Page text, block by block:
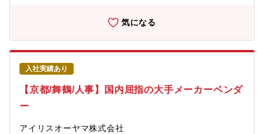
有機雇用年俸社員おおむね50歳以上の方を対象にしております。
上記②と同様に毎年年俸の見直し・提示を行います。また、退職
金は対象外となります。契約期間は1年ごとの更新です。※年棒社
員でご入社いただいた後、正社員へ待遇変更を行う場合もありま
す。※いずれの雇用パターンでも初期契約期間（3-6ヶ月）を設け
る場合があります。
し、世界初の透明の収納ケースを開発しました。日本で大ヒット
した後、海外にもニーズがあると考え、アメリカとヨーロッパで
販売。日本と同じく欧米で大ヒットし、世界中の収納ケースが透
明に変わりました。こうして「しまう収納」から「探す収納」へ
とその概念を変えたことで、世界の収納文化を変えました。世の
中は常に変化しており、想定外の出来事も起こります。移り行く
時代の変化にスピーディに対応し、グループ力を最大限に活用す
ること。それが新しい需要と市場を創造することであり、使命だ
と考えます。アイリスグループはこれからも、企業理念にあるよ
続けます。【採用時の雇用形態】■3パターンでの採用可能性がご
気になる
入社実績あり
【京都/舞鶴/人事】国内屈指の大手メーカーベンダ
ー
アイリスオーヤマ株式会社